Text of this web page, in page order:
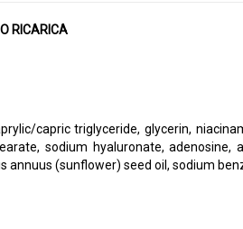
RICARICA
capric triglyceride, glycerin,
sodium hyaluronate,
(sunflower) seed oil, sodium